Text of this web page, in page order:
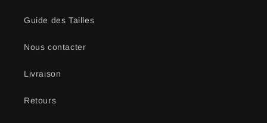
Guide des Tailles
Nous contacter
Livraison
Retours